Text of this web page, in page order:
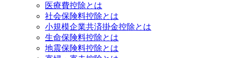
医療費控除とは
社会保険料控除とは
小規模企業共済掛金控除とは
生命保険料控除とは
地震保険料控除とは